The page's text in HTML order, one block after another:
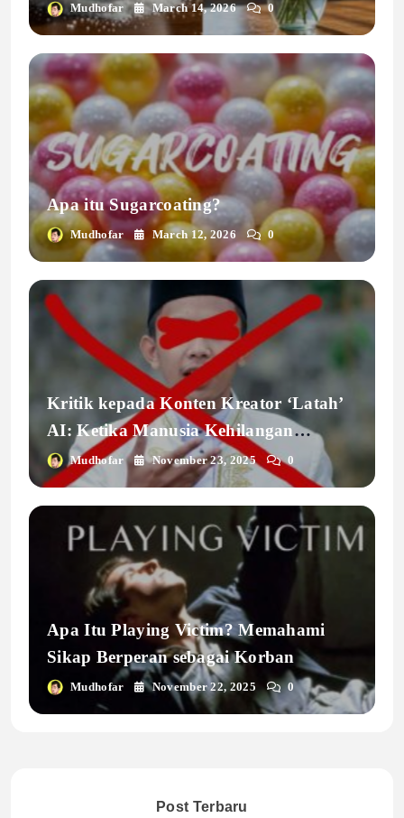
Mudhofar March 14, 2026 0
Apa itu Sugarcoating?
Mudhofar March 12, 2026 0
Kritik kepada Konten Kreator ‘Latah’
AI: Ketika Manusia Kehilangan
Kemanusiaannya
Mudhofar November 23, 2025 0
Apa Itu Playing Victim? Memahami
Sikap Berperan sebagai Korban
Mudhofar November 22, 2025 0
Post Terbaru